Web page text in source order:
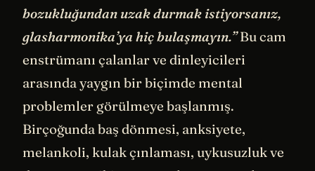
bozukluğundan uzak durmak istiyorsanız,
glasharmonika’ya hiç bulaşmayın.”Bu cam
enstrümanı çalanlar ve dinleyicileri
arasında yaygın bir biçimde mental
problemler görülmeye başlanmış.
Birçoğunda baş dönmesi, anksiyete,
melankoli, kulak çınlaması, uykusuzluk ve